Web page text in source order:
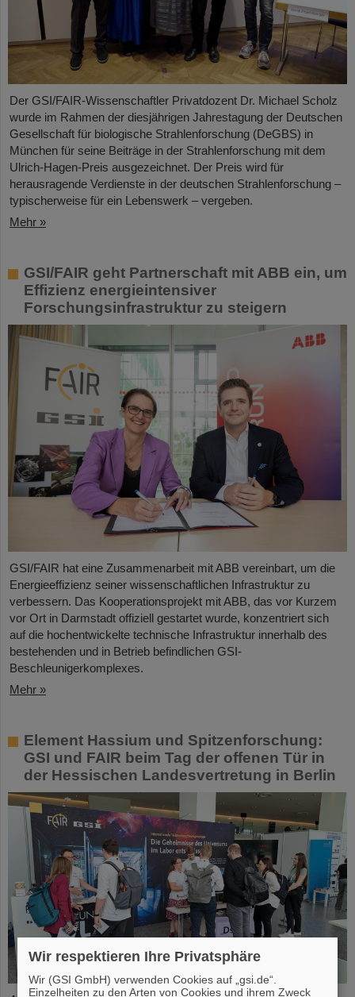
Der GSI/FAIR-Wissenschaftler Privatdozent Dr. Michael Scholz
wurde im Rahmen der diesjährigen Jahrestagung der Deutschen
Gesellschaft für biologische Strahlenforschung (DeGBS) in
München für seine Beiträge in der Strahlenforschung mit dem
Ulrich-Hagen-Preis ausgezeichnet. Der Preis wird für
herausragende Verdienste in der deutschen Strahlenforschung –
typischerweise für ein Lebenswerk – vergeben.
Mehr »
GSI/FAIR geht Partnerschaft mit ABB ein, um
Effizienz energieintensiver
Forschungsinfrastruktur zu steigern
GSI/FAIR hat eine Zusammenarbeit mit ABB vereinbart, um die
Energieeffizienz seiner wissenschaftlichen Infrastruktur zu
verbessern. Das Kooperationsprojekt mit ABB, das vor Kurzem
vor Ort in Darmstadt offiziell gestartet wurde, konzentriert sich
auf die hochentwickelte technische Infrastruktur innerhalb des
bestehenden und in Betrieb befindlichen GSI-
Beschleunigerkomplexes.
Mehr »
Element Hassium und Spitzenforschung:
GSI und FAIR beim Tag der offenen Tür in
der Hessischen Landesvertretung in Berlin
Wir respektieren Ihre Privatsphäre
Wir (GSI GmbH) verwenden Cookies auf „gsi.de“.
Einzelheiten zu den Arten von Cookies und ihrem Zweck